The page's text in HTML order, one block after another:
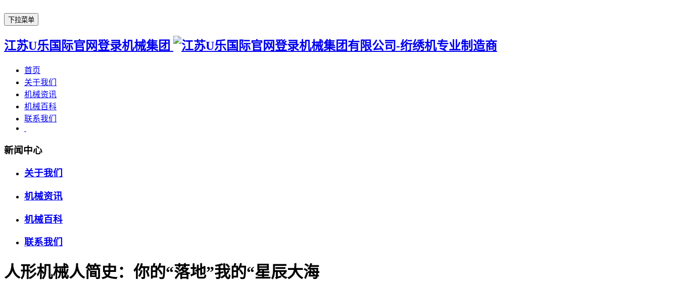
下拉菜单
江苏U乐国际官网登录机械集团
首页
关于我们
机械资讯
机械百科
联系我们
新闻中心
关于我们
机械资讯
机械百科
联系我们
人形机械人简史：你的“落地”我的“星辰大海